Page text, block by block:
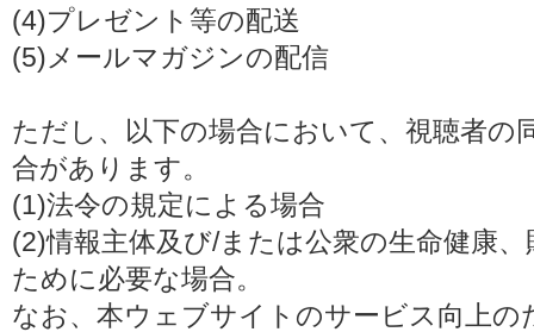
(4)プレゼント等の配送
(5)メールマガジンの配信
ただし、以下の場合において、視聴者の
合があります。
(1)法令の規定による場合
(2)情報主体及び/または公衆の生命健康
ために必要な場合。
なお、本ウェブサイトのサービス向上